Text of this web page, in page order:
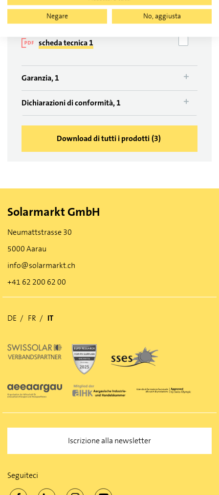
Schede dati, 1
scheda tecnica 1
Garanzia, 1
Dichiarazioni di conformità, 1
Download di tutti i prodotti (3)
Solarmarkt GmbH
Neumattstrasse 30
5000 Aarau
info@solarmarkt.ch
+41 62 200 62 00
DE FR IT
Iscrizione alla newsletter
Seguiteci
Negare
No, aggiusta